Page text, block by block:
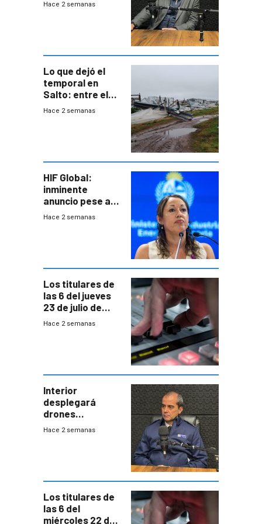
Hace 2 semanas
Lo que dejó el
temporal en
Salto: entre el
impacto
Hace 2 semanas
HIF Global:
inminente
anuncio pese a
declaración de
gobierno
Hace 2 semanas
Los titulares de
las 6 del jueves
23 de julio de
2026
Hace 2 semanas
Interior
desplegará
drones
autónomos para
Hace 2 semanas
Los titulares de
las 6 del
miércoles 22 de